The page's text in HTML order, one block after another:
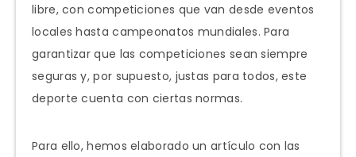
libre, con competiciones que van desde eventos
locales hasta campeonatos mundiales. Para
garantizar que las competiciones sean siempre
seguras y, por supuesto, justas para todos, este
deporte cuenta con ciertas normas.
Para ello, hemos elaborado un artículo con las